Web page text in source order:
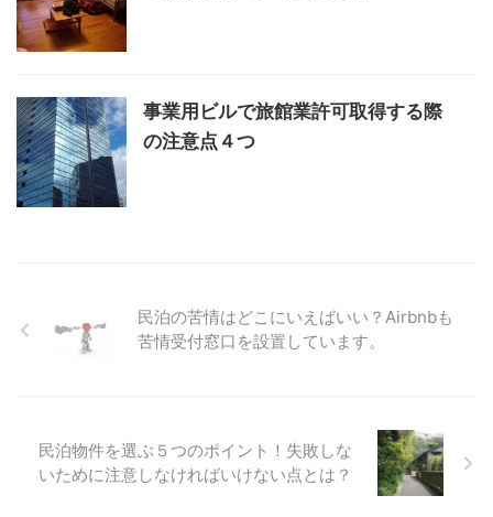
事業用ビルで旅館業許可取得する際
の注意点４つ
民泊の苦情はどこにいえばいい？Airbnbも
苦情受付窓口を設置しています。
民泊物件を選ぶ５つのポイント！失敗しな
いために注意しなければいけない点とは？